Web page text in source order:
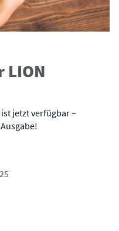
LION
jetzt verfügbar –